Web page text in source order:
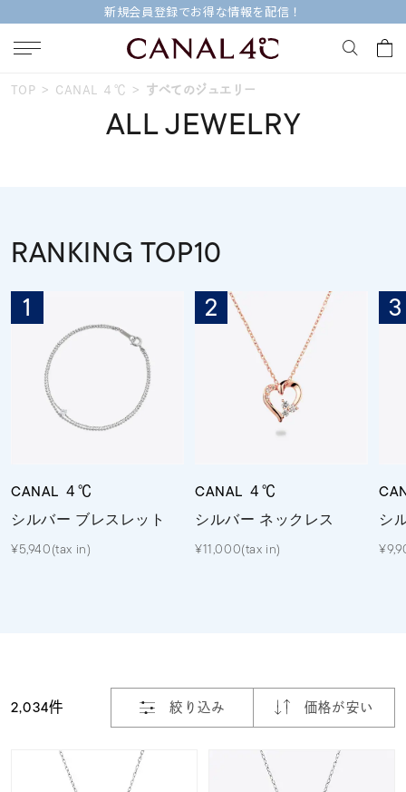
新規会員登録でお得な情報を配信！
キーワードで検索する
#刻印可 #メンズ ネックレス
ブランド Canal４℃
カテゴリー すべてのジュエリー
カラー
誕生石
TOP CANAL ４℃ すべてのジュエリー
ALL JEWELRY
RANKING TOP10
1
CANAL ４℃
シルバー ブレスレット
¥5,940(tax in)
2
CANAL ４℃
シルバー ネックレス
¥11,000(tax in)
3
シ
2,034件 絞り込み 価格が安い
おすすめ順
価格が安い
新着順